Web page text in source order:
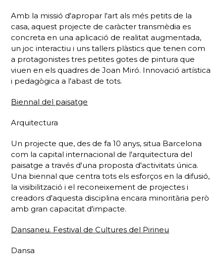
Amb la missió d'apropar l'art als més petits de la
casa, aquest projecte de caràcter transmèdia es
concreta en una aplicació de realitat augmentada,
un joc interactiu i uns tallers plàstics que tenen com
a protagonistes tres petites gotes de pintura que
viuen en els quadres de Joan Miró. Innovació artística
i pedagògica a l'abast de tots.
Biennal del paisatge
Arquitectura
Un projecte que, des de fa 10 anys, situa Barcelona
com la capital internacional de l'arquitectura del
paisatge a través d'una proposta d'activitats única.
Una biennal que centra tots els esforços en la difusió,
la visibilització i el reconeixement de projectes i
creadors d'aquesta disciplina encara minoritària però
amb gran capacitat d'impacte.
Dansaneu. Festival de Cultures del Pirineu
Dansa